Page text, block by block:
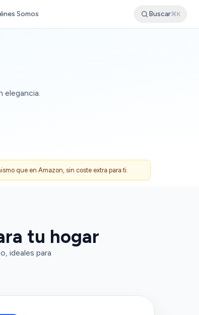
Somos Buscar⌘K
elegancia.
que en Amazon, sin coste extra para ti.
tu hogar
ideales para